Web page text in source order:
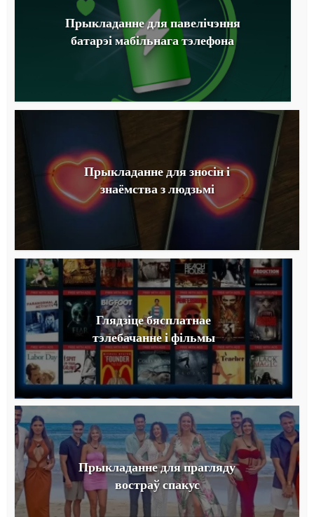
Прыкладанне для павелічэння
батарэі мабільнага тэлефона
Прыкладанне для зносін і
знаёмства з людзьмі
Глядзіце бясплатнае
тэлебачанне і фільмы
Прыкладанне для прагляду
востраў спакус